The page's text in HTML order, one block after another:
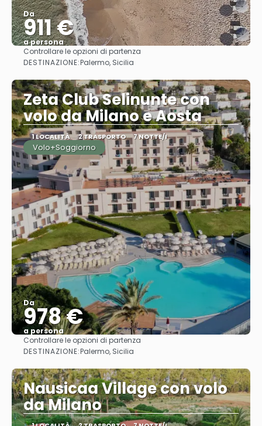
Da
911 €
a persona
Vedere
Controllare le opzioni di partenza
DESTINAZIONE:Palermo, Sicilia
Zeta Club Selinunte con
volo da Milano e Aosta
1 LOCALITÀ 2 TRASPORTO 7 NOTTE/I
Volo+Soggiorno
Da
978 €
a persona
Vedere
Controllare le opzioni di partenza
DESTINAZIONE:Palermo, Sicilia
Nausicaa Village con volo
da Milano